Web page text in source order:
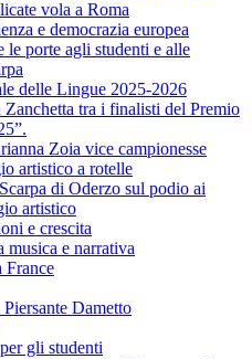
vola a Roma
e democrazia europea
le porte agli studenti e alle
delle Lingue 2025-2026
Zanchetta tra i finalisti del Premio
Zoia vice campionesse
artistico a rotelle
di Oderzo sul podio ai
artistico
e crescita
musica e narrativa
France
Dametto
gli studenti